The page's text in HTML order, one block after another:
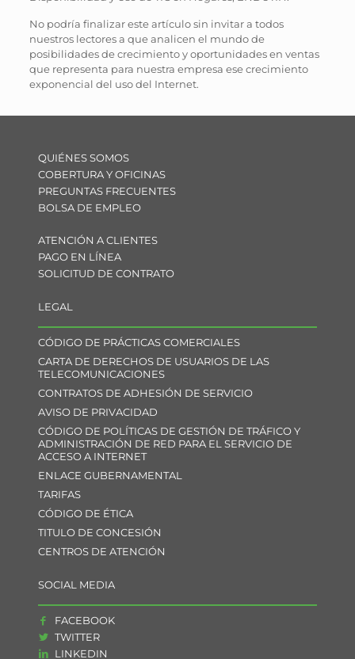
No podría finalizar este artículo sin invitar a todos
nuestros lectores a que analicen el mundo de
posibilidades de crecimiento y oportunidades en ventas
que representa para nuestra empresa ese crecimiento
exponencial del uso del Internet.
QUIÉNES SOMOS
COBERTURA Y OFICINAS
PREGUNTAS FRECUENTES
BOLSA DE EMPLEO
ATENCIÓN A CLIENTES
PAGO EN LÍNEA
SOLICITUD DE CONTRATO
LEGAL
CÓDIGO DE PRÁCTICAS COMERCIALES
CARTA DE DERECHOS DE USUARIOS DE LAS
TELECOMUNICACIONES
CONTRATOS DE ADHESIÓN DE SERVICIO
AVISO DE PRIVACIDAD
CÓDIGO DE POLÍTICAS DE GESTIÓN DE TRÁFICO Y
ADMINISTRACIÓN DE RED PARA EL SERVICIO DE
ACCESO A INTERNET
ENLACE GUBERNAMENTAL
TARIFAS
CÓDIGO DE ÉTICA
TITULO DE CONCESIÓN
CENTROS DE ATENCIÓN
SOCIAL MEDIA
FACEBOOK
TWITTER
LINKEDIN